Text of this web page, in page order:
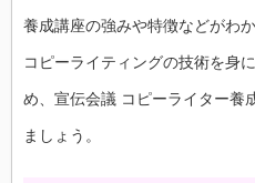
養成講座の強みや特徴などがわか
コピーライティングの技術を身
め、宣伝会議 コピーライター養
ましょう。